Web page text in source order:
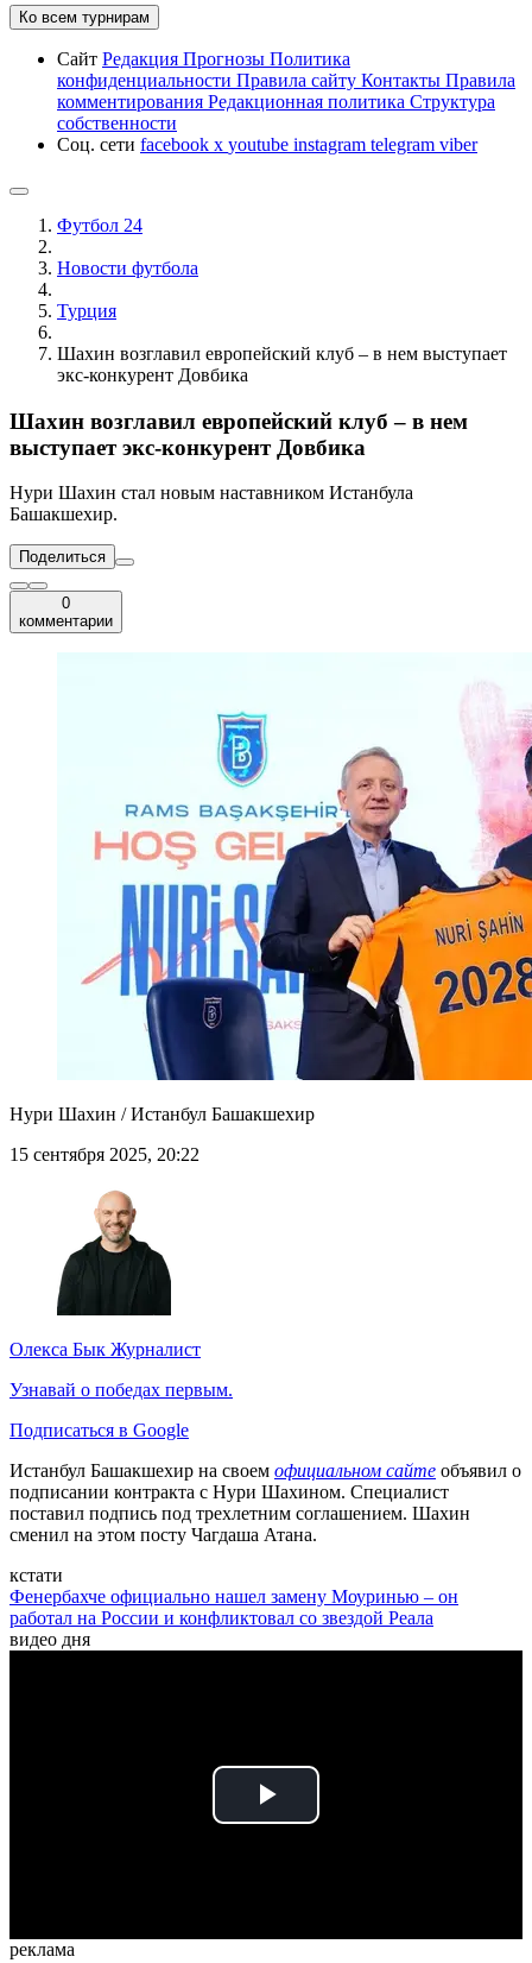
Ко всем турнирам
Сайт Редакция Прогнозы Политика
конфиденциальности Правила сайту Контакты Правила
комментирования Редакционная политика Структура
собственности
Соц. сети facebook x youtube instagram telegram viber
Футбол 24
Новости футбола
Турция
Шахин возглавил европейский клуб – в нем выступает
экс-конкурент Довбика
Шахин возглавил европейский клуб – в нем
выступает экс-конкурент Довбика
Нури Шахин стал новым наставником Истанбула
Башакшехир.
Поделиться
0
комментарии
Нури Шахин / Истанбул Башакшехир
15 сентября 2025, 20:22
Олекса Бык Журналист
Узнавай о победах первым.
Подписаться в Google
Истанбул Башакшехир на своем официальном сайте объявил о
подписании контракта с Нури Шахином. Специалист
поставил подпись под трехлетним соглашением. Шахин
сменил на этом посту Чагдаша Атана.
кстати
Фенербахче официально нашел замену Моуринью – он
работал на России и конфликтовал со звездой Реала
видео дня
Play
реклама